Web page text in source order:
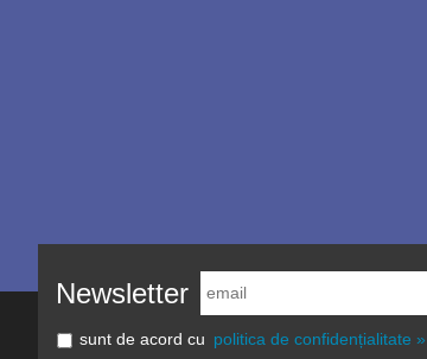
Newsletter
sunt de acord cu politica de confidențialitate »